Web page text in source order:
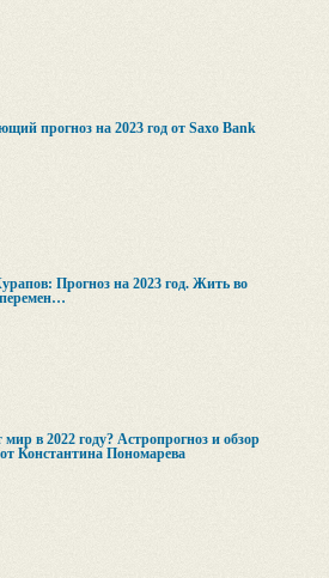
прогноз на 2023 год от Saxo Bank
Прогноз на 2023 год. Жить во
в 2022 году? Астропрогноз и обзор
Константина Пономарева